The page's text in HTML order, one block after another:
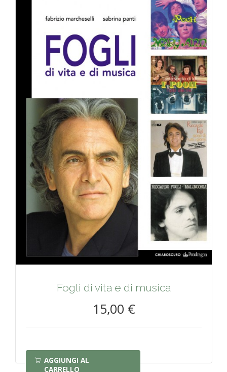
Fogli di vita e di musica
15,00 €
AGGIUNGI AL
CARRELLO